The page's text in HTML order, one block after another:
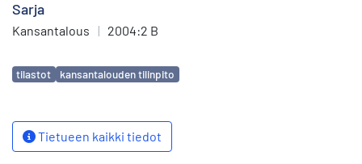
Sarja
Kansantalous | 2004:2 B
Avainsanat
tilastot kansantalouden tilinpito
Tietueen kaikki tiedot